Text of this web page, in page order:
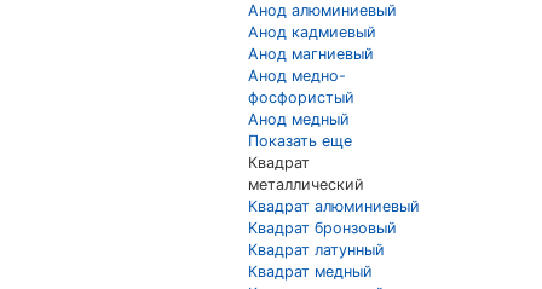
Анод алюминиевый
Анод кадмиевый
Анод магниевый
Анод медно-
фосфористый
Анод медный
Показать еще
Квадрат
металлический
Квадрат алюминиевый
Квадрат бронзовый
Квадрат латунный
Квадрат медный